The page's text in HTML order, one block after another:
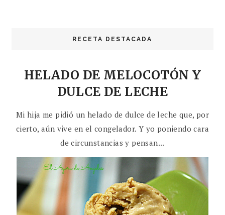
RECETA DESTACADA
HELADO DE MELOCOTÓN Y
DULCE DE LECHE
Mi hija me pidió un helado de dulce de leche que, por
cierto, aún vive en el congelador. Y yo poniendo cara
de circunstancias y pensan...